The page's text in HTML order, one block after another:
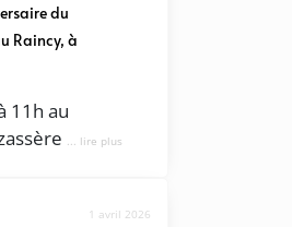
du
Raincy, à
11h au
... lire plus
1 avril 2026